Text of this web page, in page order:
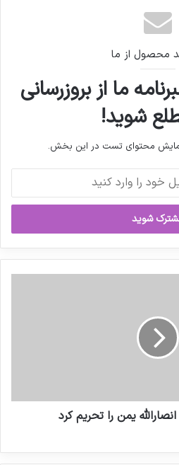
محصول از ما
ما از بروزرسانی
شوید!
محتوای تست در این بخش.
یمن را تحریم کرد